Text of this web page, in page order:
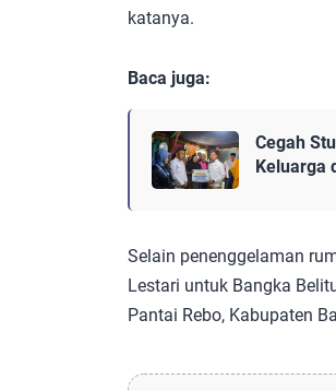
katanya.
Baca juga:
Cegah
Keluarga
Selain penenggelaman
Lestari untuk Bangka
Pantai Rebo, Kabupaten